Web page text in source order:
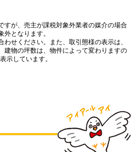
すが、売主が課税対象外業者の媒介の場合
外となります。
せください。また、取引態様の表示は、
建物の坪数は、物件によって変わりますの
示しています。